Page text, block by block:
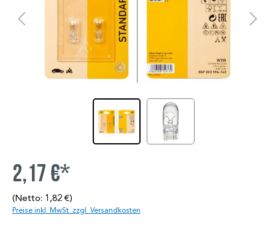
2,17 €*
(Netto: 1,82 €)
Preise inkl. MwSt. zzgl. Versandkosten